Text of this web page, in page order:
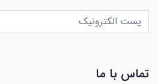
تماس با ما